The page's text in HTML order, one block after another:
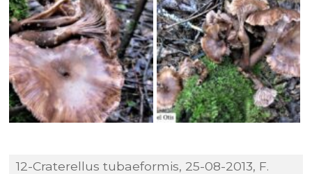
12-Craterellus tubaeformis, 25-08-2013, F.